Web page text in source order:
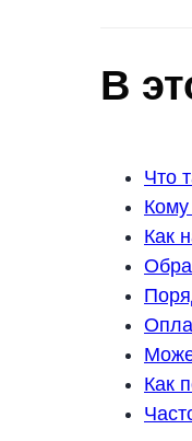
В
Что
Как
Как